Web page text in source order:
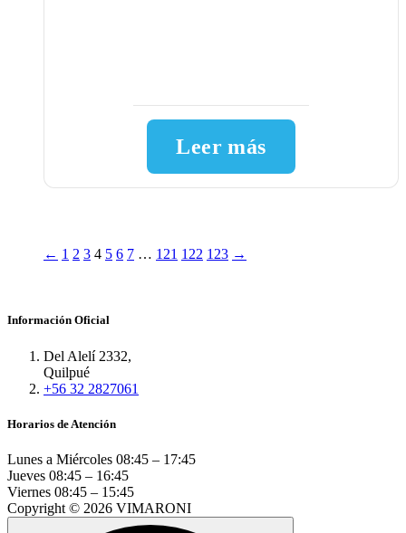
Leer más
← 1 2 3 4 5 6 7 … 121 122 123 →
Información Oficial
Del Alelí 2332,
Quilpué
+56 32 2827061
Horarios de Atención
Lunes a Miércoles 08:45 – 17:45
Jueves 08:45 – 16:45
Viernes 08:45 – 15:45
Copyright © 2026 VIMARONI